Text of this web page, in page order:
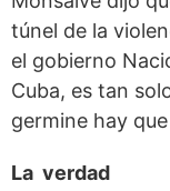
túnel de la
el gobierno
Cuba, es tan
germine hay
La verdad